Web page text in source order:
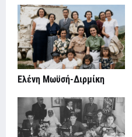
Ελένη Μωϋσή-Διρμίκη